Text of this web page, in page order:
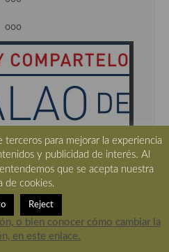
ooo
ooo
terceros para mejorar la experiencia
y publicidad de interés. Al
que se acepta nuestra
de cookies.
Reject
o bien conocer cómo cambiar la
en este enlace.